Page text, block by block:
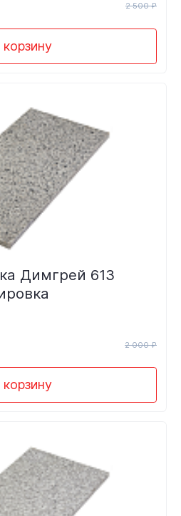
2 500 ₽
корзину
Димгрей 613
2 000 ₽
корзину